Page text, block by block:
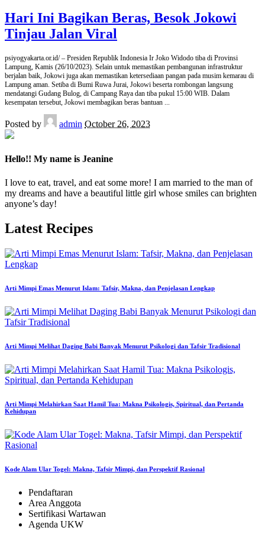
Hari Ini Bagikan Beras, Besok Jokowi
Tinjau Jalan Viral
psiyogyakarta.or.id/ – Presiden Republik Indonesia Ir Joko Widodo tiba di Provinsi
Lampung, Kamis (26/10/2023). Selain untuk memastikan pembangunan infrastruktur
berjalan baik, Jokowi juga akan memastikan ketersediaan pangan pada musim kemarau di
Lampung aman. Setiba di Bumi Ruwa Jurai, Jokowi beserta rombongan langsung
mendatangi Gudang Bulog, di Campang Raya dan tiba pukul 15:00 WIB. Dalam
kesempatan tersebut, Jokowi membagikan beras bantuan ...
Posted by admin October 26, 2023
Hello!! My name is Jeanine
I love to eat, travel, and eat some more! I am married to the man of
my dreams and have a beautiful little girl whose smiles can brighten
anyone’s day!
Latest Recipes
Arti Mimpi Emas Menurut Islam: Tafsir, Makna, dan Penjelasan Lengkap
Arti Mimpi Melihat Daging Babi Banyak Menurut Psikologi dan Tafsir Tradisional
Arti Mimpi Melahirkan Saat Hamil Tua: Makna Psikologis, Spiritual, dan Pertanda
Kehidupan
Kode Alam Ular Togel: Makna, Tafsir Mimpi, dan Perspektif Rasional
Pendaftaran
Area Anggota
Sertifikasi Wartawan
Agenda UKW